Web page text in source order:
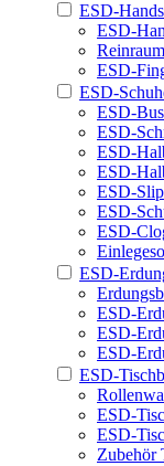
ESD-
ESD-
ESD-
ESD-
ESD-
ESD-
ESD-
ESD-
ESD-
ESD-
ESD-
ESD-
ESD-
ESD-
ESD-
ESD-
ESD-
ESD-
Zubehör